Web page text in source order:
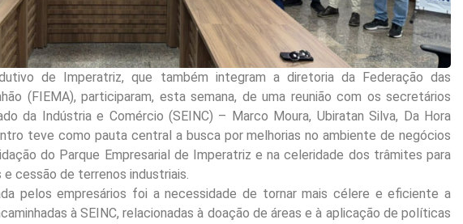
de Imperatriz, que também integram a diretoria da Federação das
(FIEMA), participaram, esta semana, de uma reunião com os secretários
da Indústria e Comércio (SEINC) – Marco Moura, Ubiratan Silva, Da Hora
teve como pauta central a busca por melhorias no ambiente de negócios
do Parque Empresarial de Imperatriz e na celeridade dos trâmites para
cessão de terrenos industriais.
pelos empresários foi a necessidade de tornar mais célere e eficiente a
à SEINC, relacionadas à doação de áreas e à aplicação de políticas